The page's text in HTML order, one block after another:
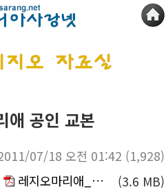
애 공인 교본
07/18 오전 01:42 (1,928)
레지오마리애_공인교본.pdf
(3.6 MB)